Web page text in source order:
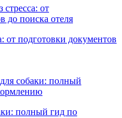
от подготовки документов
полный гид по